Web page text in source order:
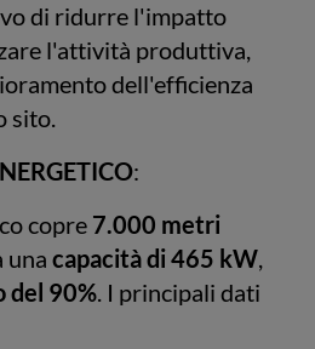
di ridurre l'impatto
l'attività produttiva,
dell'efficienza
sito.
:
copre 7.000 metri
una capacità di 465 kW,
del 90%. I principali dati